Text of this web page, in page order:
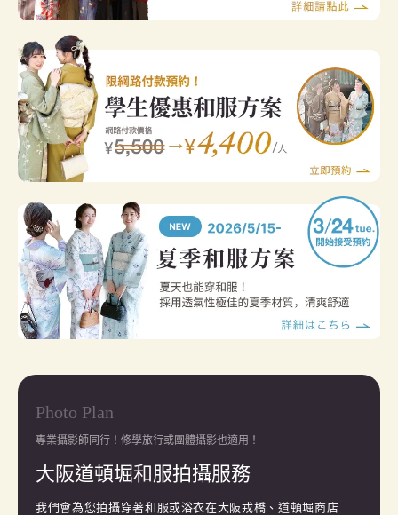
Photo Plan
專業攝影師同行！修學旅行或團體攝影也適用！
大阪道頓堀和服拍攝服務
我們會為您拍攝穿著和服或浴衣在大阪戎橋、道頓堀商店